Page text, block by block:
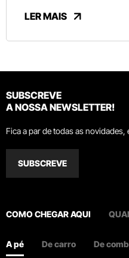
LER MAIS
SUBSCREVE
A NOSSA NEWSLETTER!
Fica a par de todas as novidades,
SUBSCREVE
COMO CHEGAR AQUI
A pé De carro De